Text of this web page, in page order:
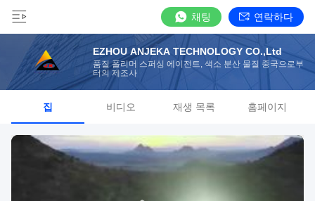
채팅 연락하다
EZHOU ANJEKA TECHNOLOGY CO.,Ltd
품질 폴리머 스퍼싱 에이전트, 색소 분산 물질 중국으로부
터의 제조사
집 비디오 재생 목록 홈페이지